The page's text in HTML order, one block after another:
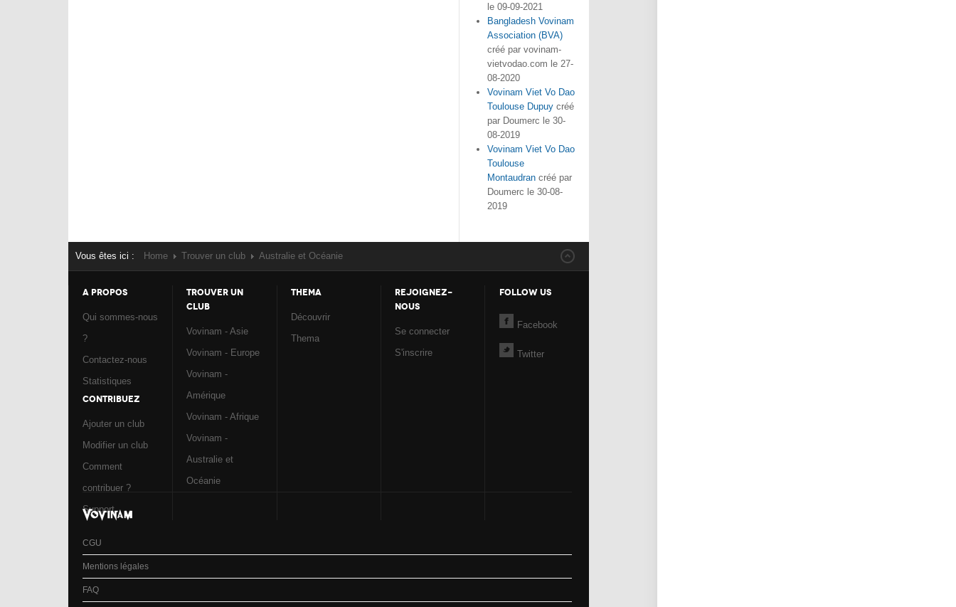
le 09-09-2021
Bangladesh Vovinam
Association (BVA)
créé par vovinam-
vietvodao.com le 27-
08-2020
Vovinam Viet Vo Dao
Toulouse Dupuy créé
par Doumerc le 30-
08-2019
Vovinam Viet Vo Dao
Toulouse
Montaudran créé par
Doumerc le 30-08-
2019
Vous êtes ici : Home Trouver un club Australie et Océanie
CGU
Mentions légales
FAQ
A PROPOS
Qui sommes-nous
?
Contactez-nous
Statistiques
CONTRIBUEZ
Ajouter un club
Modifier un club
Comment
contribuer ?
Support
TROUVER UN
CLUB
Vovinam - Asie
Vovinam - Europe
Vovinam -
Amérique
Vovinam - Afrique
Vovinam -
Australie et
Océanie
THEMA
Découvrir
Thema
REJOIGNEZ-
NOUS
Se connecter
S'inscrire
FOLLOW US
Facebook
Twitter